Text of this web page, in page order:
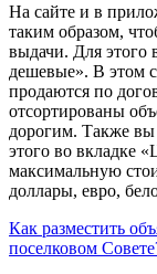
На сайте и в
таким образом,
выдачи. Для этого
дешевые». В этом
продаются по
отсортированы
дорогим. Также вы
этого во вкладке
максимальную
доллары, евро,
Как разместить
поселковом